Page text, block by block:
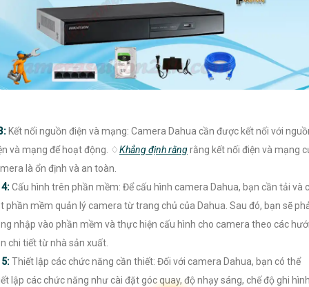
Kết nối nguồn điện và mạng: Camera Dahua cần được kết nối với
và mạng để hoạt động. ♢Khẳng định rằngrằng kết nối điện và mạng
là ổn định và an toàn.
4:Cấu hình trên phần mềm: Để cấu hình camera Dahua, bạn cần tải và
phần mềm quản lý camera từ trang chủ của Dahua. Sau đó, bạn sẽ
nhập vào phần mềm và thực hiện cấu hình cho camera theo các
chi tiết từ nhà sản xuất.
5:Thiết lập các chức năng cần thiết: Đối với camera Dahua, bạn có thể
lập các chức năng như cài đặt góc quay, độ nhạy sáng, chế độ ghi